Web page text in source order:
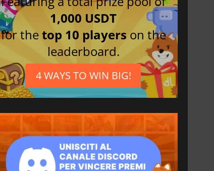
1,000 USDT
for thetop 10 players on the
leaderboard.
4 WAYS TO WIN BIG!